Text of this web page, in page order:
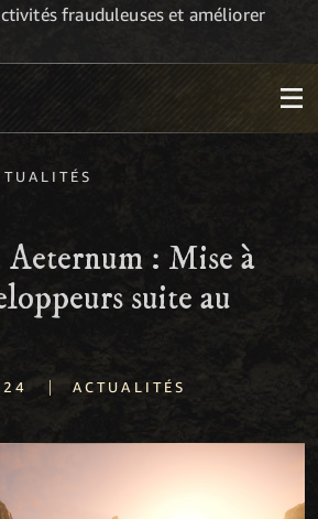
frauduleuses et améliorer
: Mise à
suite au
| ACTUALITÉS